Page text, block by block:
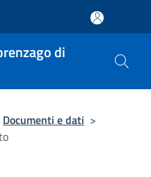
di
Documenti e dati >